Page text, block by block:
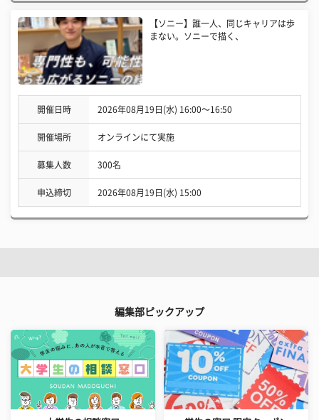
【ソニー】誰一人、同じキャリアは歩
まない。ソニーで描く、
開催日時 2026年08月19日(水) 16:00〜16:50
開催場所 オンラインにて実施
募集人数 300名
申込締切 2026年08月19日(水) 15:00
編集部ピックアップ